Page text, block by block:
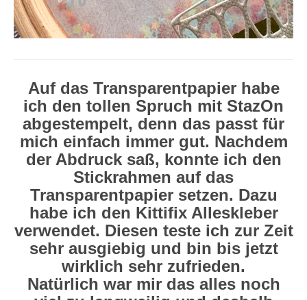
Auf das Transparentpapier habe
ich den tollen Spruch mit StazOn
abgestempelt, denn das passt für
mich einfach immer gut. Nachdem
der Abdruck saß, konnte ich den
Stickrahmen auf das
Transparentpapier setzen. Dazu
habe ich den Kittifix Alleskleber
verwendet. Diesen teste ich zur Zeit
sehr ausgiebig und bin bis jetzt
wirklich sehr zufrieden.
Natürlich war mir das alles noch